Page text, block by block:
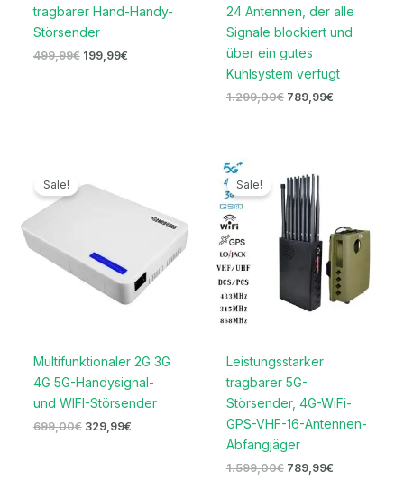
tragbarer Hand-Handy-
Störsender
499,99€ 199,99€
24 Antennen, der alle
Signale blockiert und
über ein gutes
Kühlsystem verfügt
1.299,00€ 789,99€
Sale!
Multifunktionaler 2G 3G
4G 5G-Handysignal-
und WIFI-Störsender
699,00€
war:
329,99€
329,99€.
Sale!
Leistungsstarker
tragbarer 5G-
Störsender, 4G-WiFi-
GPS-VHF-16-Antennen-
Abfangjäger
1.599,00€
Preis
war:
1.599,00€
789,99€